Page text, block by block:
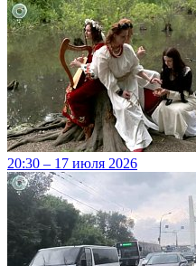
20:30 – 17 июля 2026